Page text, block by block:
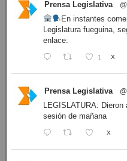
Prensa Legislativa
En instantes
Legislatura fueguina,
enlace:
1 X
Prensa Legislativa
LEGISLATURA:
sesión de mañana
X